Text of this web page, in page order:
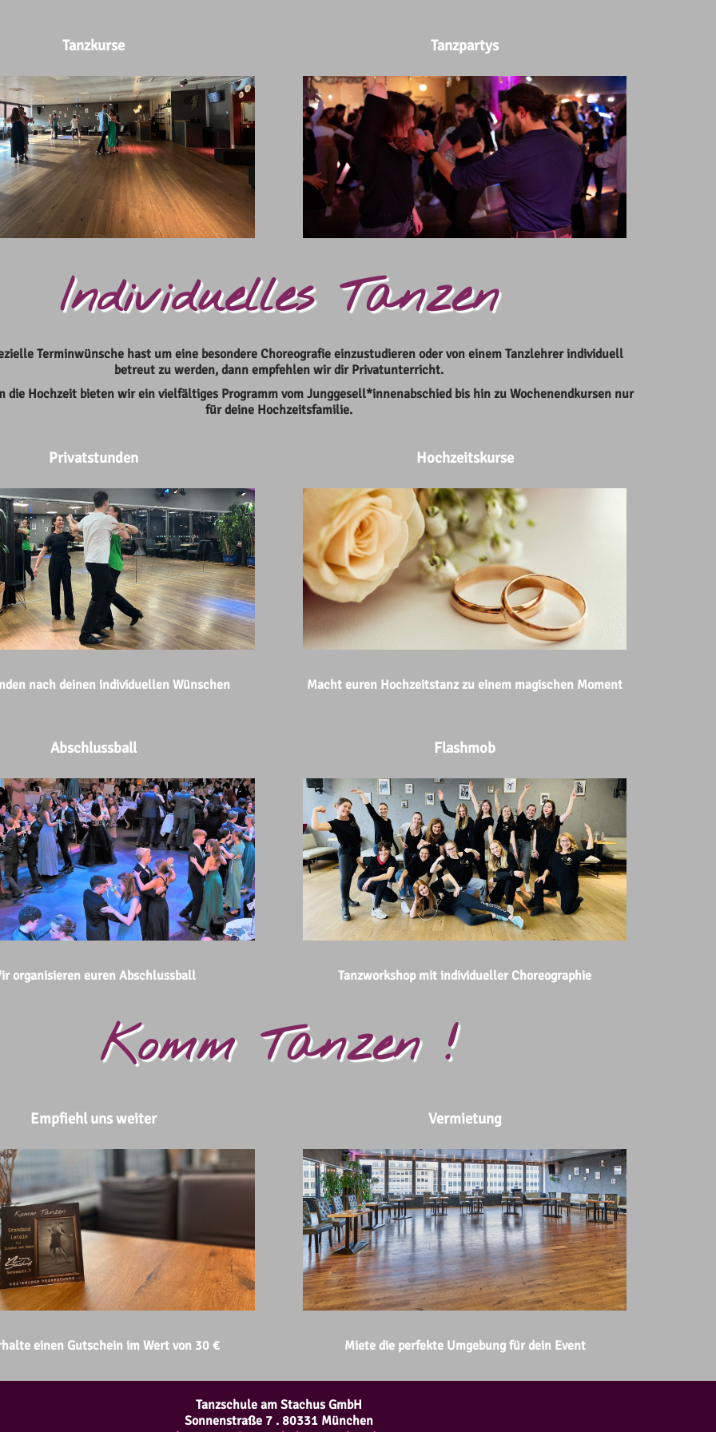
Tanzkurse Tanzpartys
Individuelles Tanzen
Terminwünsche hast um eine besondere Choreografie einzustudieren oder von einem Tanzlehrer individuell
betreut zu werden, dann empfehlen wir dir Privatunterricht.
die Hochzeit bieten wir ein vielfältiges Programm vom Junggesell*innenabschied bis hin zu Wochenendkursen nur
für deine Hochzeitsfamilie.
Privatstunden
nach deinen individuellen Wünschen
Hochzeitskurse
Macht euren Hochzeitstanz zu einem magischen Moment
Abschlussball
organisieren euren Abschlussball
Flashmob
Tanzworkshop mit individueller Choreographie
Komm Tanzen !
Empfiehl uns weiter
einen Gutschein im Wert von 30 €
Vermietung
Miete die perfekte Umgebung für dein Event
Tanzschule am Stachus GmbH
Sonnenstraße 7 . 80331 München